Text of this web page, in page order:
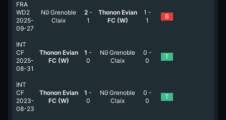
FRA
WD2
2025-
09-27
Nữ Grenoble
Claix
2-
1
Thonon Evian
FC (W)
1 -
1
B
INT
CF
2025-
08-31
Thonon Evian
FC (W)
1 -
0
Nữ Grenoble
Claix
0 -
0
T
INT
CF
2023-
08-23
Thonon Evian
FC (W)
1 -
0
Nữ Grenoble
Claix
0 -
0
T